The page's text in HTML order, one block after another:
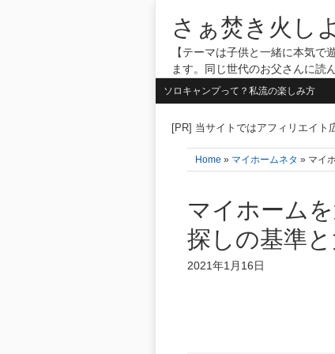
さぁ焚き火し
【テーマは子供と一緒に本気
ます。同じ世代のお父さんに読
ソロキャンプって？私流の楽しみ方
[PR] 当サイトではアフィリエイト
Home » マイホームネタ » マイ
マイホーム
探しの基準
2021年1月16日